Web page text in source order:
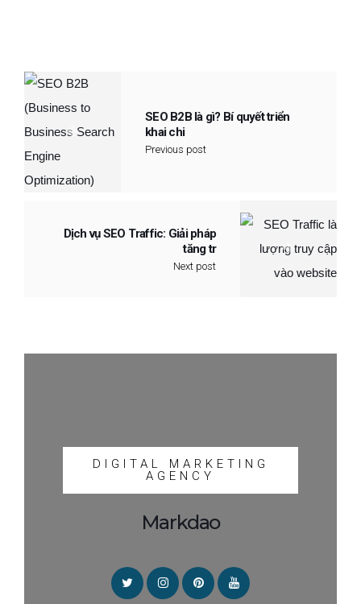
SEO B2B là gì? Bí quyết triển
khai chi
Previous post
Dịch vụ SEO Traffic: Giải pháp
tăng tr
Next post
DIGITAL MARKETING
AGENCY
Markdao